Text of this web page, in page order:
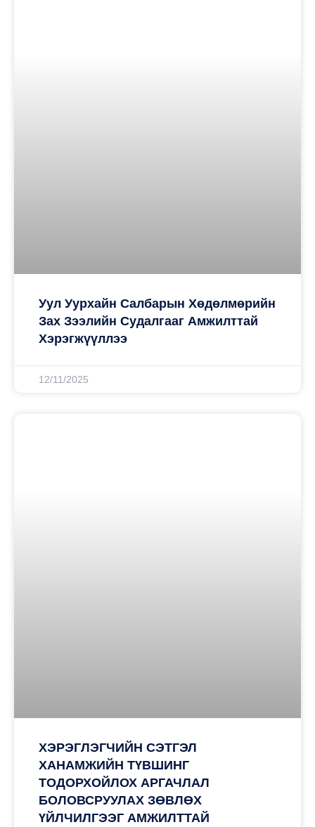
Уул Уурхайн Салбарын Хөдөлмөрийн
Зах Зээлийн Судалгааг Амжилттай
Хэрэгжүүллээ
12/11/2025
ХЭРЭГЛЭГЧИЙН СЭТГЭЛ
ХАНАМЖИЙН ТҮВШИНГ
ТОДОРХОЙЛОХ АРГАЧЛАЛ
БОЛОВСРУУЛАХ ЗӨВЛӨХ
ҮЙЛЧИЛГЭЭГ АМЖИЛТТАЙ